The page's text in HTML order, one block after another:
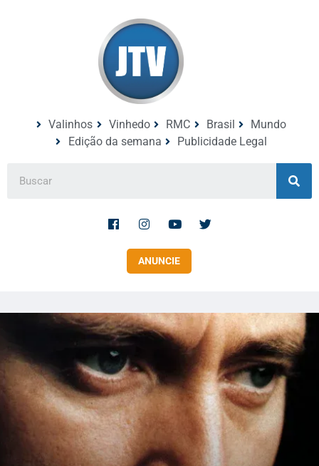
Valinhos Vinhedo RMC Brasil
Mundo
Edição da semana
Publicidade Legal
ANUNCIE